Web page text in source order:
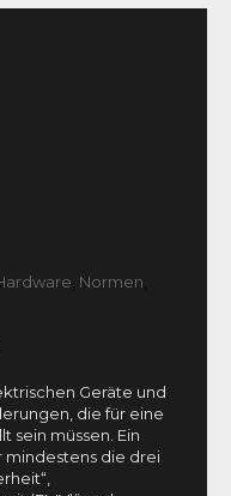
Normen
Geräte und
die für eine
sein müssen. Ein
mindestens die drei